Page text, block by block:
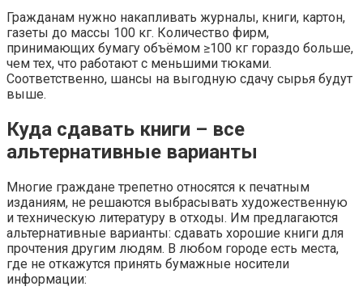
Гражданам нужно накапливать журналы, книги, картон,
газеты до массы 100 кг. Количество фирм,
принимающих бумагу объёмом ≥100 кг гораздо больше,
чем тех, что работают с меньшими тюками.
Соответственно, шансы на выгодную сдачу сырья будут
выше.
Куда сдавать книги – все
альтернативные варианты
Многие граждане трепетно относятся к печатным
изданиям, не решаются выбрасывать художественную
и техническую литературу в отходы. Им предлагаются
альтернативные варианты: сдавать хорошие книги для
прочтения другим людям. В любом городе есть места,
где не откажутся принять бумажные носители
информации: